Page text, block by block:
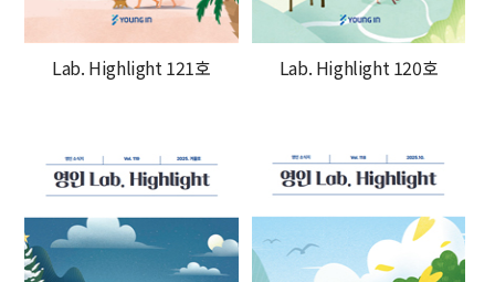
Lab. Highlight 121호 Lab. Highlight 120호